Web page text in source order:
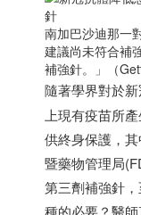
南加巴沙迪那一
建議尚未符合補
補強針。」（
隨著學界對於
上現有疫苗所
供終身保護，
暨藥物管理局
第三劑補強針
種的必要？醫